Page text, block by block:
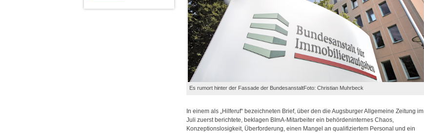
Es rumort hinter der Fassade der BundesanstaltFoto: Christian Muhrbeck
In einem als „Hilferuf“ bezeichneten Brief, über den die Augsburger Allgemeine Zeitung im
Juli zuerst berichtete, beklagen BImA-Mitarbeiter ein behördeninternes Chaos,
Konzeptionslosigkeit, Überforderung, einen Mangel an qualifiziertem Personal und ein